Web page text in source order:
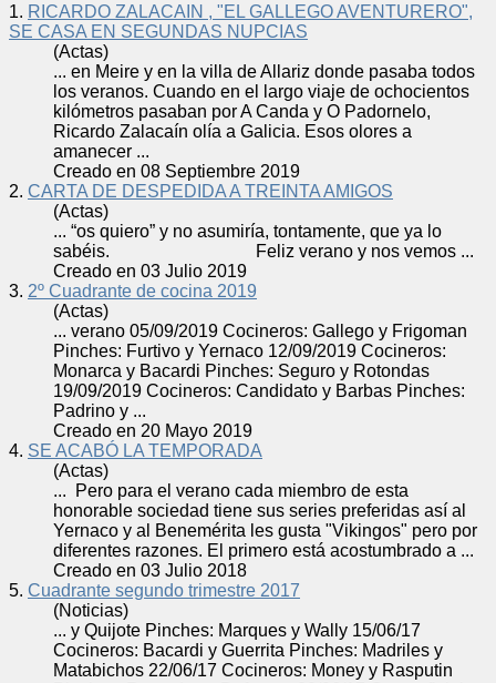
1. RICARDO ZALACAIN , "EL GALLEGO AVENTURERO",
SE CASA EN SEGUNDAS NUPCIAS
(Actas)
... en Meire y en la villa de Allariz donde pasaba todos
los veranos. Cuando en el largo viaje de ochocientos
kilómetros pasaban por A Canda y O Padornelo,
Ricardo Zalacaín olía a Galicia. Esos olores a
amanecer ...
Creado en 08 Septiembre 2019
2. CARTA DE DESPEDIDA A TREINTA AMIGOS
(Actas)
... “os quiero” y no asumiría, tontamente, que ya lo
sabéis. Feliz verano y nos vemos ...
Creado en 03 Julio 2019
3. 2º Cuadrante de cocina 2019
(Actas)
... verano 05/09/2019 Cocineros: Gallego y Frigoman
Pinches: Furtivo y Yernaco 12/09/2019 Cocineros:
Monarca y Bacardi Pinches: Seguro y Rotondas
19/09/2019 Cocineros: Candidato y Barbas Pinches:
Padrino y ...
Creado en 20 Mayo 2019
4. SE ACABÓ LA TEMPORADA
(Actas)
... Pero para el verano cada miembro de esta
honorable sociedad tiene sus series preferidas así al
Yernaco y al Benemérita les gusta "Vikingos" pero por
diferentes razones. El primero está acostumbrado a ...
Creado en 03 Julio 2018
5. Cuadrante segundo trimestre 2017
(Noticias)
... y Quijote Pinches: Marques y Wally 15/06/17
Cocineros: Bacardi y Guerrita Pinches: Madriles y
Matabichos 22/06/17 Cocineros: Money y Rasputin